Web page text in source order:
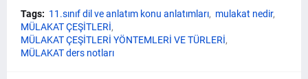
Tags: 11.sınıf dil ve anlatım konu anlatımları
mulakat nedir
MÜLAKAT ÇEŞİTLERİ
MÜLAKAT ÇEŞİTLERİ YÖNTEMLERİ VE TÜRLERİ
MÜLAKAT ders notları